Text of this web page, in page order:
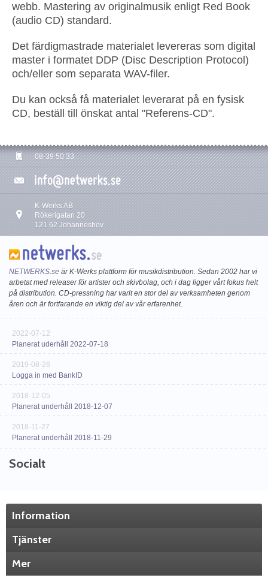
webb. Mastering av originalmusik enligt Red Book
(audio CD) standard.
Det färdigmastrade materialet levereras som digital
master i formatet DDP (Disc Description Protocol)
och/eller som separata WAV-filer.
Du kan också få materialet leverarat på en fysisk
CD, beställ till önskat antal "Referens-CD".
08-39 50 33
K-Werks AB
Rökerigatan 20
121 62 Johanneshov
NETWERKS.se är K-Werks plattform för musikdistribution. Sedan 2002 har vi
arbetat med releaser för artister och skivbolag, och i dag ligger vårt fokus helt
på distribution. CD-pressning har varit en stor del av verksamheten genom
åren och är fortfarande en viktig del av vår erfarenhet.
2022-07-12
Planerat uderhåll 2022-07-18
2019-08-26
Logga in med BankID
2018-12-05
Planerat underhåll 2018-12-07
2018-11-27
Planerat underhåll 2018-11-29
Socialt
Information
Tjänster
Mer